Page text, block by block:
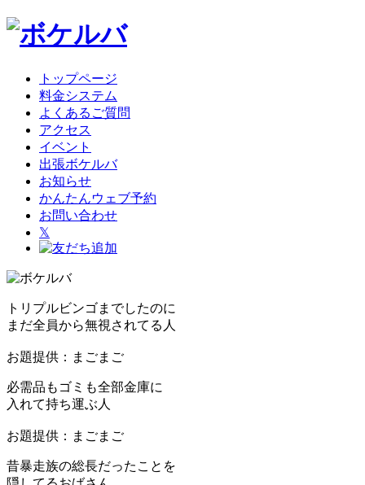
トップページ
料金システム
よくあるご質問
アクセス
イベント
出張ボケルバ
お知らせ
かんたんウェブ予約
お問い合わせ
𝕏
トリプルビンゴまでしたのに
まだ全員から無視されてる人
お題提供：まごまご
必需品もゴミも全部金庫に
入れて持ち運ぶ人
お題提供：まごまご
昔暴走族の総長だったことを